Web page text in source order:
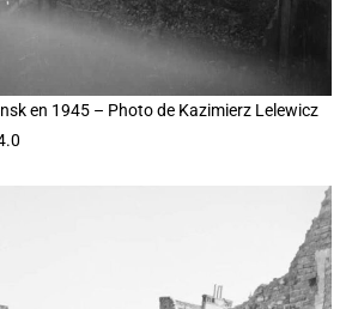
en 1945 – Photo de Kazimierz Lelewicz